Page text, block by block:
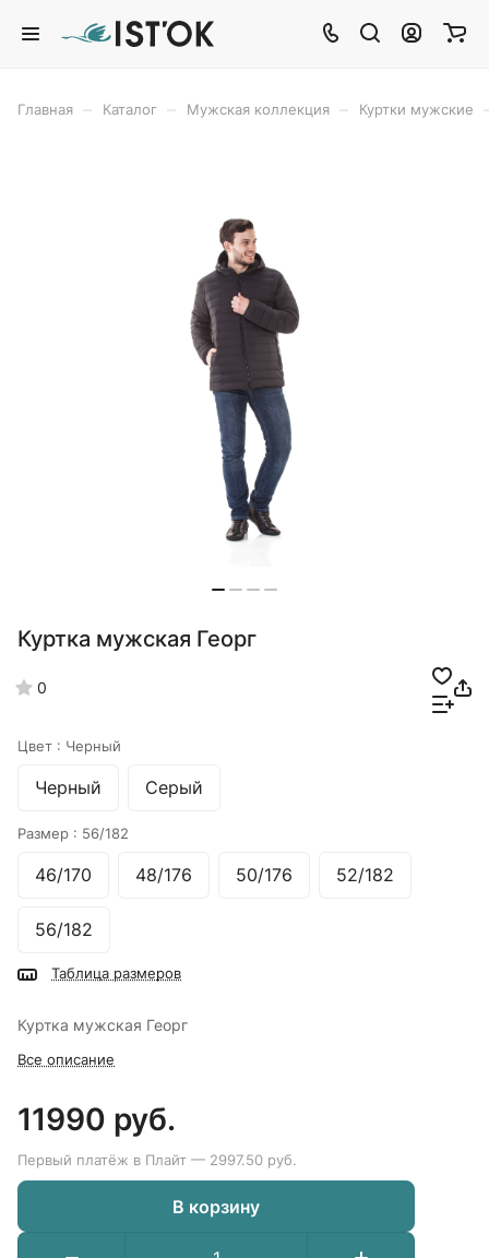
Главная Каталог Мужская коллекция Куртки мужские
Куртка мужская Георг
0
Цвет : Черный
Черный Серый
Размер : 56/182
46/170 48/176 50/176 52/182
56/182
Таблица размеров
Куртка мужская Георг
Все описание
11990 руб.
Первый платёж в Плайт — 2997.50 руб.
В корзину